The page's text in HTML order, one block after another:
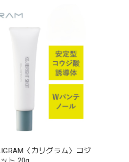
〈カリグラム〉コジ